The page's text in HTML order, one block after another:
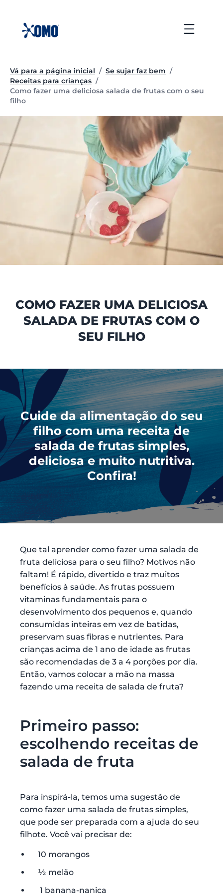
conteúdo
Vá para a página inicial / Se sujar faz bem /
Receitas para crianças /
Página atual:
Como fazer uma deliciosa salada de frutas com o seu
filho
COMO FAZER UMA DELICIOSA
SALADA DE FRUTAS COM O
SEU FILHO
Cuide da alimentação do seu
filho com uma receita de
salada de frutas simples,
deliciosa e muito nutritiva.
Confira!
Que tal aprender como fazer uma salada de
fruta deliciosa para o seu filho? Motivos não
faltam! É rápido, divertido e traz muitos
benefícios à saúde. As frutas possuem
vitaminas fundamentais para o
desenvolvimento dos pequenos e, quando
consumidas inteiras em vez de batidas,
preservam suas fibras e nutrientes. Para
crianças acima de 1 ano de idade as frutas
são recomendadas de 3 a 4 porções por dia.
Então, vamos colocar a mão na massa
fazendo uma receita de salada de fruta?
Primeiro passo:
escolhendo receitas de
salada de fruta
Para inspirá-la, temos uma sugestão de
como fazer uma salada de frutas simples,
que pode ser preparada com a ajuda do seu
filhote. Você vai precisar de:
10 morangos
½ melão
1 banana-nanica